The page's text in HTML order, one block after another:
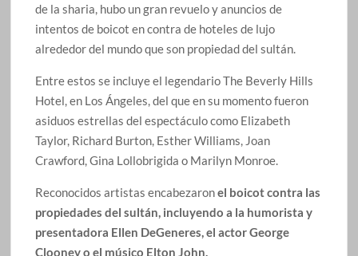
de la sharia, hubo un gran revuelo y anuncios de
intentos de boicot en contra de hoteles de lujo
alrededor del mundo que son propiedad del sultán.
Entre estos se incluye el legendario The Beverly Hills
Hotel, en Los Ángeles, del que en su momento fueron
asiduos estrellas del espectáculo como Elizabeth
Taylor, Richard Burton, Esther Williams, Joan
Crawford, Gina Lollobrigida o Marilyn Monroe.
Reconocidos artistas encabezaronel boicot contra las
propiedades del sultán, incluyendo a la humorista y
presentadora Ellen DeGeneres, el actor George
Clooney o el músico Elton John.